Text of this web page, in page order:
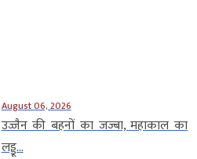
August 06, 2026
उज्जैन की बहनों का जज्बा, महाकाल का
लड्डू...